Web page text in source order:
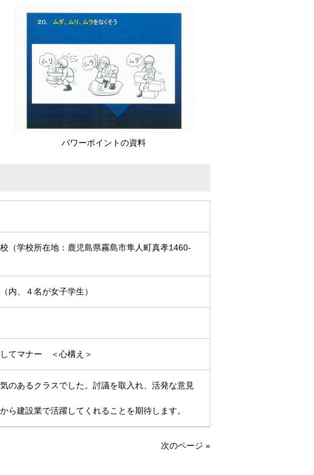
パワーポイントの資料
（学校所在地：鹿児島県霧島市隼人町真孝1460-
、４名が女子学生）
てマナー ＜心構え＞
のあるクラスでした。討議を取入れ、活発な意見
ら建設業で活躍してくれることを期待します。
次のページ »